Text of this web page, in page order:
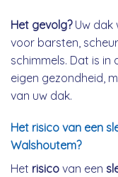
Het gevolg?Uw dak
voor barsten,
schimmels. Dat is
eigen gezondheid,
van uw dak.
Het risico van een
Walshoutem?
Het risico van een